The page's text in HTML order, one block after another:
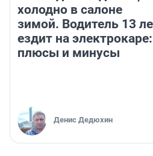
холодно в салоне
зимой. Водитель 13
ездит на электрокаре:
плюсы и минусы
Денис Дедюхин